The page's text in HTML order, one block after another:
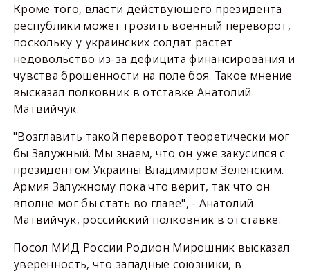
Кроме того, власти действующего президента
республики может грозить военный переворот,
поскольку у украинских солдат растет
недовольство из-за дефицита финансирования и
чувства брошенности на поле боя. Такое мнение
высказал полковник в отставке Анатолий
Матвийчук.
"Возглавить такой переворот теоретически мог
бы Залужный. Мы знаем, что он уже закусился с
президентом Украины Владимиром Зеленским.
Армия Залужному пока что верит, так что он
вполне мог бы стать во главе", - Анатолий
Матвийчук, российский полковник в отставке.
Посол МИД России Родион Мирошник высказал
уверенность, что западные союзники, в